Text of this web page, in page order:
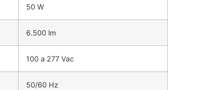
50 W
6.500 lm
100 a 277 Vac
50/60 Hz